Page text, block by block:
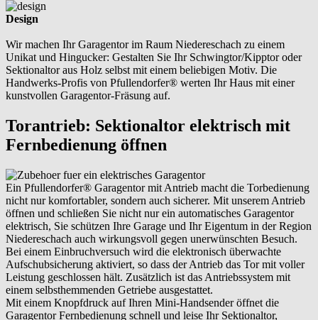
Design
Wir machen Ihr Garagentor im Raum Niedereschach zu einem
Unikat und Hingucker: Gestalten Sie Ihr Schwingtor/Kipptor oder
Sektionaltor aus Holz selbst mit einem beliebigen Motiv. Die
Handwerks-Profis von Pfullendorfer® werten Ihr Haus mit einer
kunstvollen Garagentor-Fräsung auf.
Torantrieb: Sektionaltor elektrisch mit
Fernbedienung öffnen
Ein Pfullendorfer® Garagentor mit Antrieb macht die Torbedienung
nicht nur komfortabler, sondern auch sicherer. Mit unserem Antrieb
öffnen und schließen Sie nicht nur ein automatisches Garagentor
elektrisch, Sie schützen Ihre Garage und Ihr Eigentum in der Region
Niedereschach auch wirkungsvoll gegen unerwünschten Besuch.
Bei einem Einbruchversuch wird die elektronisch überwachte
Aufschubsicherung aktiviert, so dass der Antrieb das Tor mit voller
Leistung geschlossen hält. Zusätzlich ist das Antriebssystem mit
einem selbsthemmenden Getriebe ausgestattet.
Mit einem Knopfdruck auf Ihren Mini-Handsender öffnet die
Garagentor Fernbedienung schnell und leise Ihr Sektionaltor,